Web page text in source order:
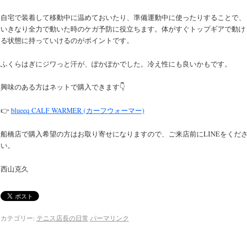
自宅で装着して移動中に温めておいたり、準備運動中に使ったりすることで、
いきなり全力で動いた時のケガ予防に役立ちます。体がすぐトップギアで動け
る状態に持っていけるのがポイントです。
ふくらはぎにジワっと汗が、ぽかぽかでした。冷え性にも良いかもです。
興味のある方はネットで購入できます👇
👉 blueeq CALF WARMER (カーフウォーマー)
船橋店で購入希望の方はお取り寄せになりますので、ご来店前にLINEをくださ
い。
西山克久
カテゴリー: テニス店長の日常 パーマリンク